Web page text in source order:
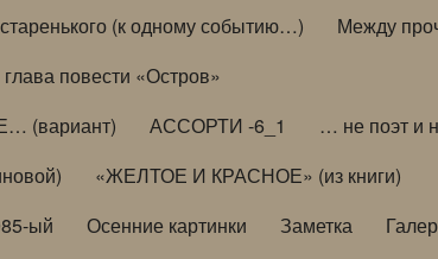
(к одному событию…)
Между
повести «Остров»
(вариант) АССОРТИ -6_1
… не поэт и
«ЖЕЛТОЕ И КРАСНОЕ» (из книги)
ый Осенние картинки Заметка